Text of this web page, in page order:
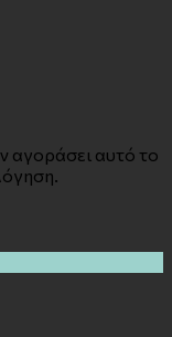
αγοράσει αυτό το